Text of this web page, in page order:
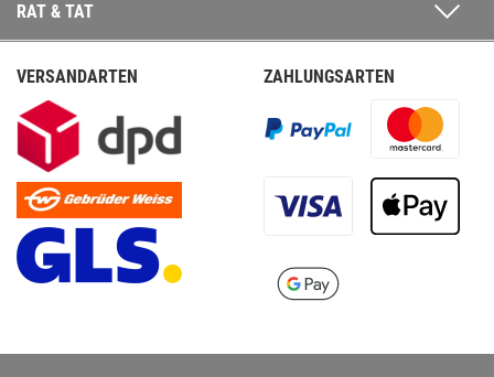
RAT & TAT
VERSANDARTEN ZAHLUNGSARTEN